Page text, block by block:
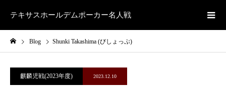
テキサスホールデムポーカー名人戦
Blog Shunki Takashima (びしょっぷ)
麒麟児戦(2023年度) 2023.12.10